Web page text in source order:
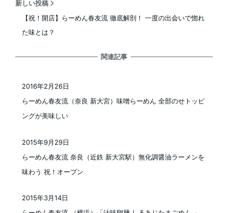
新しい投稿
【祝！開店】らーめん春友流 徹底解剖！ 一度の出会いで惚れ
た味とは？
関連記事
らーめん春友流（奈良 新大宮）味噌らーめん 全部のせトッピ
ングが美味しい
2016年2月26日
らーめん春友流 奈良（近鉄 新大宮駅）無化調醤油ラーメンを
味わう 祝！オープン
投稿日
2015年9月29日
2015年3月14日